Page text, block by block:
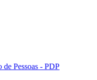
Pessoas - PDP